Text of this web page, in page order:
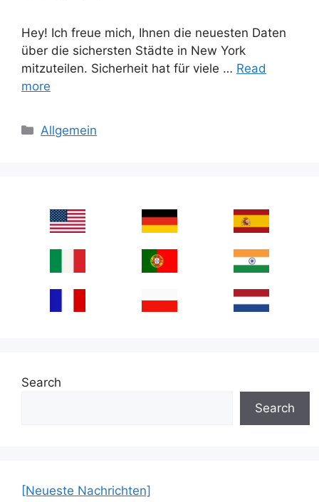
Hey! Ich freue mich, Ihnen die neuesten Daten
über die sichersten Städte in New York
mitzuteilen. Sicherheit hat für viele … Read
more
Categories
Allgemein
Search
Search
[Neueste Nachrichten]